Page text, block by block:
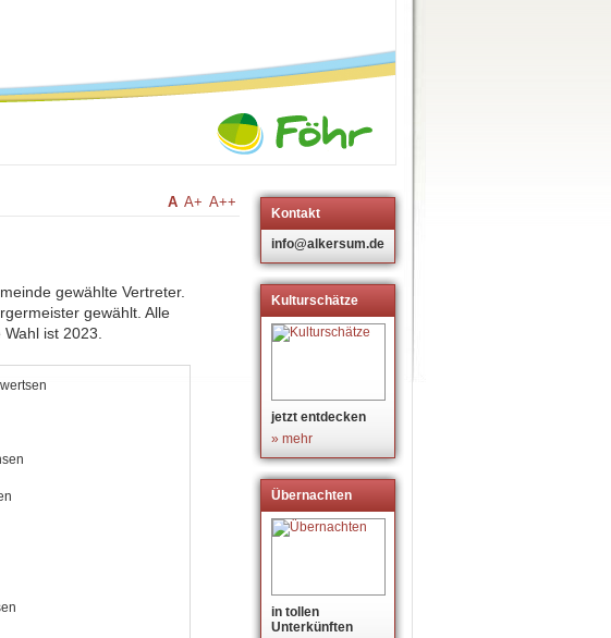
A A+ A++
gewählte Vertreter.
gewählt. Alle
ist 2023.
Kontakt
info@alkersum.de
Kulturschätze
jetzt entdecken
» mehr
Übernachten
in tollen
Unterkünften